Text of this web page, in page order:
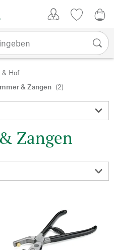
& Hof
& Zangen (2)
Zangen